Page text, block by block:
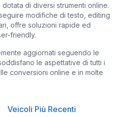
di diversi strumenti online.
modifiche di testo, editing
offre soluzioni rapide ed
friendly.
aggiornati seguendo le
le aspettative di tutti i
conversioni online e in molte
Veicoli Più Recenti